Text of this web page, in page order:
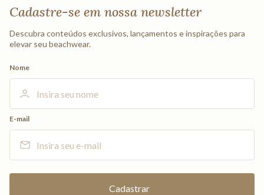
Cadastre-se em nossa newsletter
Descubra conteúdos exclusivos, lançamentos e inspirações para
elevar seu beachwear.
Nome
E-mail